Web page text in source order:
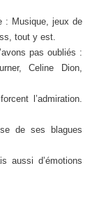
: Musique, jeux de
tout y est.
pas oubliés :
Celine Dion,
l’admiration.
de ses blagues
aussi d’émotions